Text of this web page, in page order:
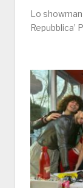
Lo
Repubblica’